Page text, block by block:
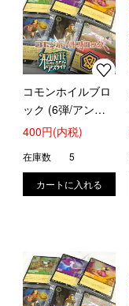
コモンホイルブロ
ック (6弾/アンバ
ー)
400円(内税)
在庫数 5